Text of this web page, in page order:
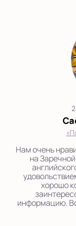
Нам очень
на
хорошо
информацию.